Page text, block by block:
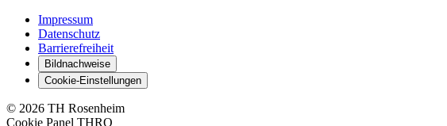
Impressum
Datenschutz
Barrierefreiheit
Bildnachweise
Cookie-Einstellungen
© 2026 TH Rosenheim
Cookie Panel THRO